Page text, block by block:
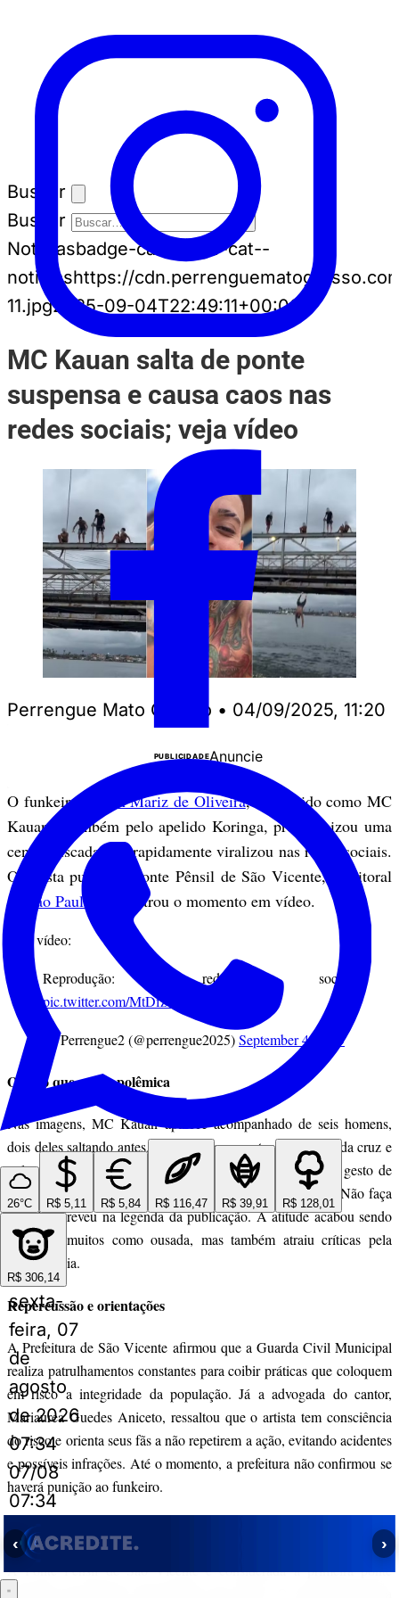
26°C R$ 5,11 R$ 5,84 R$ 116,47 R$ 39,91 R$ 128,01
R$ 306,14
sexta-
feira, 07
de
agosto
de 2026
07:34
07/08
07:34
‹ ›
Buscar
Buscar
Notíciasbadge-cat badge-cat--
noticiashttps://
11.jpg2025-09-04T22:49:11+00:00
MC Kauan salta de ponte
suspensa e causa caos nas
redes sociais; veja vídeo
Perrengue Mato Grosso • 04/09/2025, 11:20
PUBLICIDADEAnuncie
O funkeiroKauan Mariz de Oliveira, conhecido como MC
Kauan e também pelo apelido Koringa, protagonizou uma
cena arriscada que rapidamente viralizou nas redes sociais.
O artista pulou da Ponte Pênsil de São Vicente, no litoral
de
São Paulo , e registrou o momento em vídeo.
Veja vídeo:
Reprodução: redes sociais
pic.twitter.com/MtDfzVJwx1
— Perrengue2 (@perrengue2025)September 4, 2025
O salto que gerou polêmica
Nas imagens, MC Kauan aparece acompanhado de seis homens,
dois deles saltando antes. Em seguida, o cantor faz o sinal da cruz e
pula no mar, em um ato que ele mesmo classificou como gesto de
coragem. “Sabe do que o medo tem medo? Da coragem. Não faça
igual”, escreveu na legenda da publicação. A atitude acabou sendo
vista por muitos como ousada, mas também atraiu críticas pela
imprudência.
Repercussão e orientações
A Prefeitura de São Vicente afirmou que a Guarda Civil Municipal
realiza patrulhamentos constantes para coibir práticas que coloquem
em risco a integridade da população. Já a advogada do cantor,
Mariaurea Guedes Aniceto, ressaltou que o artista tem consciência
do risco e orienta seus fãs a não repetirem a ação, evitando acidentes
e possíveis infrações. Até o momento, a prefeitura não confirmou se
haverá punição ao funkeiro.
A história da ponte
A Ponte Pênsil de São Vicente é considerada a primeira ponte
suspensa do Brasil, inaugurada em 1914. O cartão-postal da